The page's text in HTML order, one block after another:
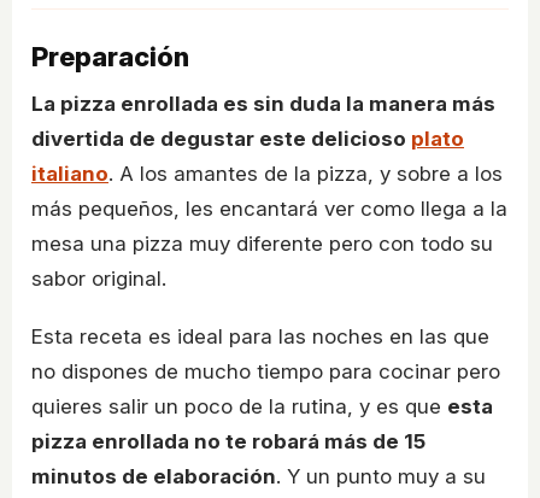
Preparación
La pizza enrollada es sin duda la manera más
divertida de degustar este delicioso plato
italiano. A los amantes de la pizza, y sobre a los
más pequeños, les encantará ver como llega a la
mesa una pizza muy diferente pero con todo su
sabor original.
Esta receta es ideal para las noches en las que
no dispones de mucho tiempo para cocinar pero
quieres salir un poco de la rutina, y es que esta
pizza enrollada no te robará más de 15
minutos de elaboración. Y un punto muy a su